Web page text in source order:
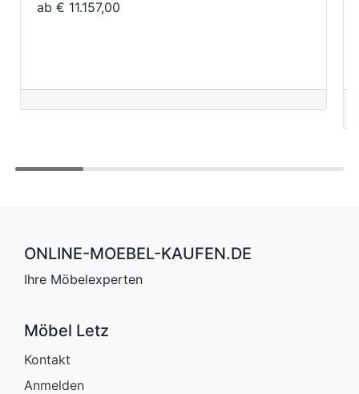
ab € 11.157,00
ONLINE-MOEBEL-KAUFEN.DE
Ihre Möbelexperten
Möbel Letz
Kontakt
Anmelden